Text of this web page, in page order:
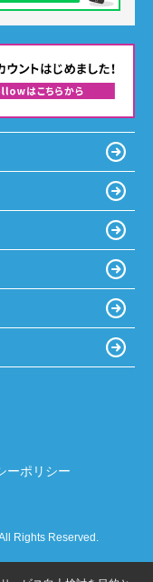
ーポリシー
Rights Reserved.